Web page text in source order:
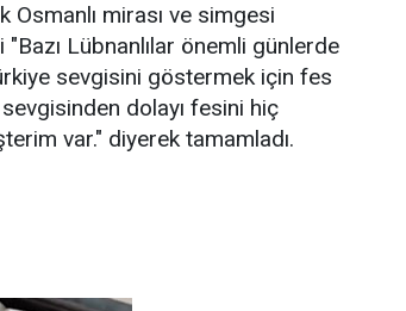
Osmanlı mirası ve simgesi
Lübnanlılar önemli günlerde
sevgisini göstermek için fes
dolayı fesini hiç
var." diyerek tamamladı.